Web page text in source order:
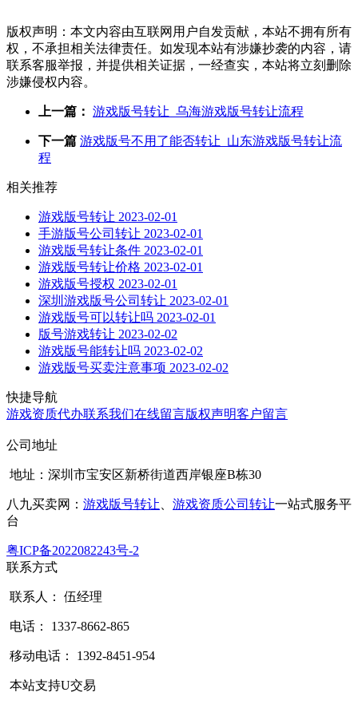
版权声明：本文内容由互联网用户自发贡献，本站不拥有所有
权，不承担相关法律责任。如发现本站有涉嫌抄袭的内容，请
联系客服举报，并提供相关证据，一经查实，本站将立刻删除
涉嫌侵权内容。
上一篇： 游戏版号转让_乌海游戏版号转让流程
下一篇 游戏版号不用了能否转让_山东游戏版号转让流
程
相关推荐
游戏版号转让 2023-02-01
手游版号公司转让 2023-02-01
游戏版号转让条件 2023-02-01
游戏版号转让价格 2023-02-01
游戏版号授权 2023-02-01
深圳游戏版号公司转让 2023-02-01
游戏版号可以转让吗 2023-02-01
版号游戏转让 2023-02-02
游戏版号能转让吗 2023-02-02
游戏版号买卖注意事项 2023-02-02
快捷导航
游戏资质代办联系我们在线留言版权声明客户留言
公司地址
地址：深圳市宝安区新桥街道西岸银座B栋30
八九买卖网： 游戏版号转让 游戏资质公司转让一站式服务平
台
粤ICP备2022082243号-2
联系方式
联系人： 伍经理
电话： 1337-8662-865
移动电话： 1392-8451-954
本站支持U交易